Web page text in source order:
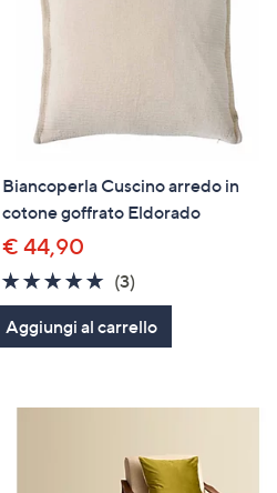
Biancoperla Cuscino arredo in
cotone goffrato Eldorado
€ 44,90
4.7
of
5
(3)3
Recensioni
Aggiungi al carrello